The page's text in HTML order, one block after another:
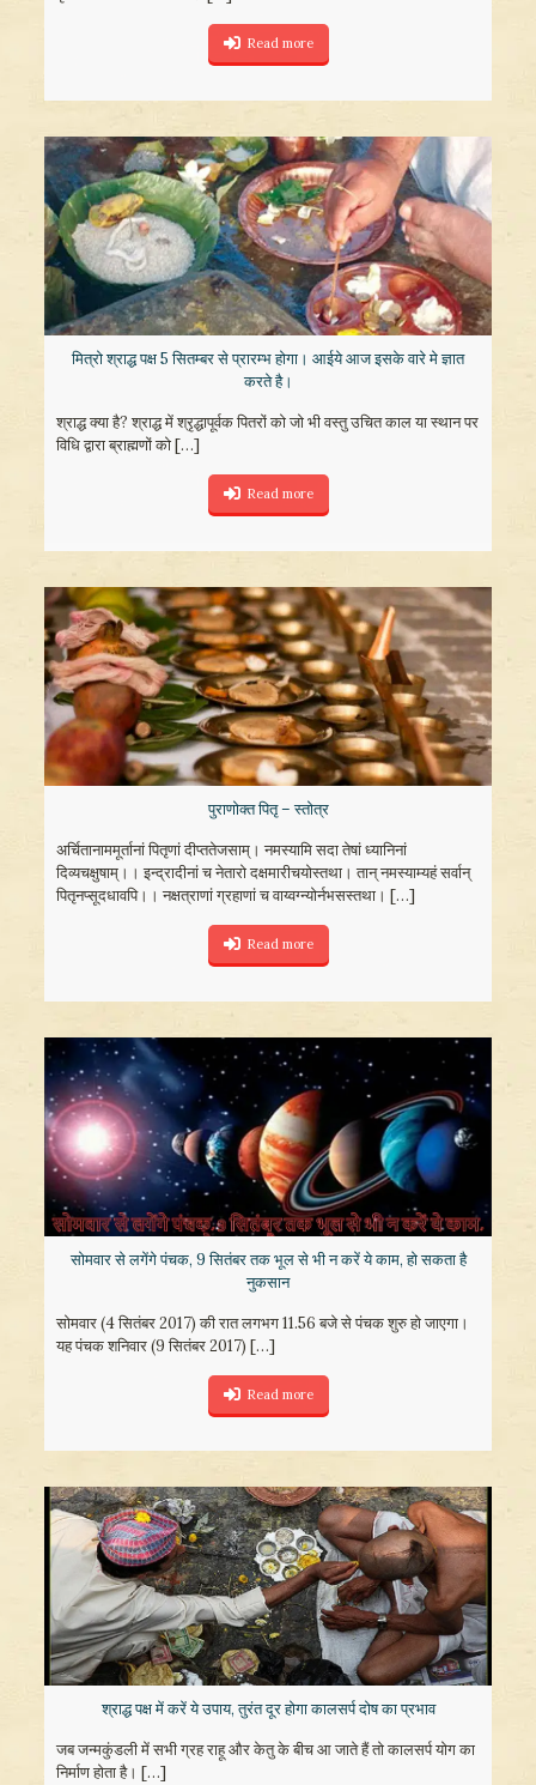
Read more
मित्रो श्राद्ध पक्ष 5 सितम्बर से प्रारम्भ होगा। आईये आज इसके वारे मे ज्ञात
करते है।
श्राद्ध क्या है? श्राद्ध में श्रृद्धापूर्वक पितरों को जो भी वस्तु उचित काल या स्थान पर
विधि द्वारा ब्राह्मणों को[…]
Read more
पुराणोक्त पितृ – स्तोत्र
अर्चितानाममूर्तानां पितृणां दीप्ततेजसाम्। नमस्यामि सदा तेषां ध्यानिनां
दिव्यचक्षुषाम्।। इन्द्रादीनां च नेतारो दक्षमारीचयोस्तथा। तान् नमस्याम्यहं सर्वान्
पितृनप्सूदधावपि।। नक्षत्राणां ग्रहाणां च वाय्वग्न्योर्नभसस्तथा। […]
Read more
​सोमवार से लगेंगे पंचक, 9 सितंबर तक भूल से भी न करें ये काम, हो सकता है
नुकसान
सोमवार (4 सितंबर 2017) की रात लगभग 11.56 बजे से पंचक शुरु हो जाएगा।
यह पंचक शनिवार (9 सितंबर 2017) […]
Read more
श्राद्ध पक्ष में करें ये उपाय, तुरंत दूर होगा कालसर्प दोष का प्रभाव
जब जन्मकुंडली में सभी ग्रह राहू और केतु के बीच आ जाते हैं तो कालसर्प योग का
निर्माण होता है। […]